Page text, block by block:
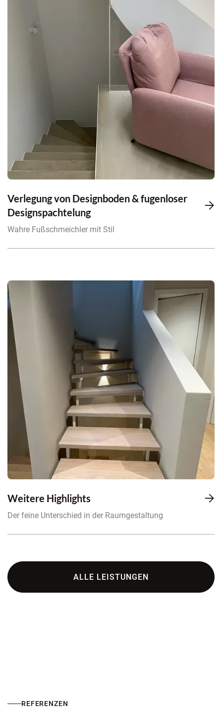
Verlegung von Designboden & fugenloser
Designspachtelung

Wahre Fußschmeichler mit Stil
Weitere Highlights 
Der feine Unterschied in der Raumgestaltung
ALLE LEISTUNGEN
REFERENZEN